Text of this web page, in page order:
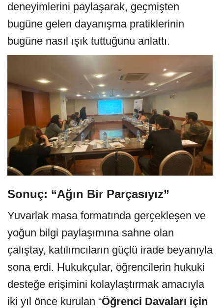
deneyimlerini paylaşarak, geçmişten
bugüne gelen dayanışma pratiklerinin
bugüne nasıl ışık tuttuğunu anlattı.
Sonuç: “Ağın Bir Parçasıyız”
Yuvarlak masa formatında gerçekleşen ve
yoğun bilgi paylaşımına sahne olan
çalıştay, katılımcıların güçlü irade beyanıyla
sona erdi. Hukukçular, öğrencilerin hukuki
desteğe erişimini kolaylaştırmak amacıyla
iki yıl önce kurulan “Öğrenci Davaları için